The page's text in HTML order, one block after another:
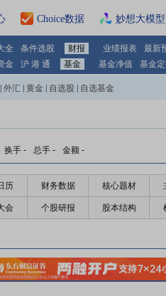
Choice数据 妙想大模型
全 条件选股 财报 业绩报表 最新
金 沪 港 通 基金 基金净值 基金
外汇 黄金 自选股 自选基金
换手 - 总手 - 金额 -
历 财务数据 核心题材
会 个股研报 股本结构